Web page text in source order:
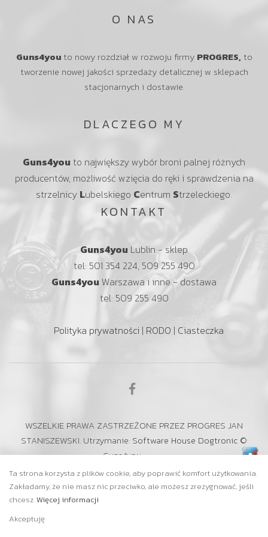
O NAS
Guns4you to nowy rozdział w rozwoju firmy PROGRES, to
tworzenie nowej jakości sprzedaży detalicznej w sklepach
stacjonarnych i dostawie.
DLACZEGO MY
Guns4you to największy wybór broni palnej różnych
producentów, możliwość wzięcia do ręki i sprawdzenia na
strzelnicy Lubelskiego Centrum Strzeleckiego.
KONTAKT
Guns4you Lublin - sklep
tel: 501 354 224, 509 255 490
Guns4you Warszawa i inne - dostawa
tel: 509 255 490
Polityka prywatności | RODO | Ciasteczka
WSZELKIE PRAWA ZASTRZEŻONE PRZEZ PROGRES JAN
STANISZEWSKI. Utrzymanie: Software House Dogtronic ©
Guns4you
Ta strona korzysta z plików cookie, aby poprawić komfort użytkowania.
Zakładamy, że nie masz nic przeciwko, ale możesz zrezygnować, jeśli
chcesz.Więcej informacji
Akceptuję